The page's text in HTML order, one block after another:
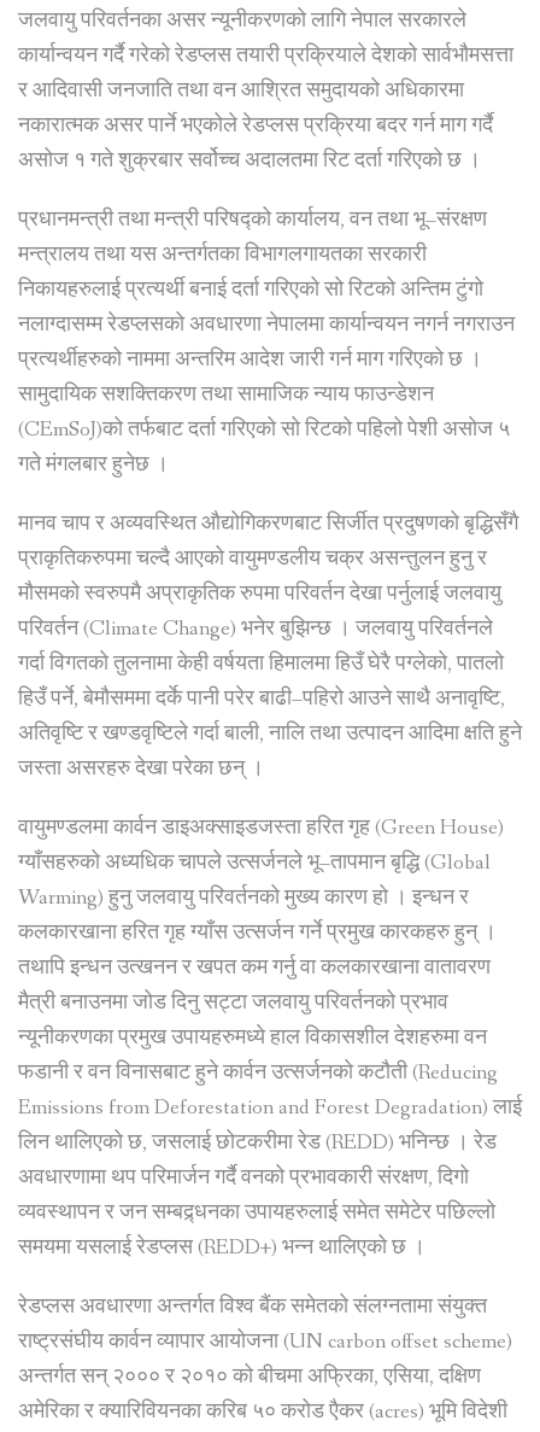
जलवायु परिवर्तनका असर न्यूनीकरणको लागि नेपाल सरकारले
कार्यान्वयन गर्दै गरेको रेडप्लस तयारी प्रक्रियाले देशको सार्वभौमसत्ता
र आदिवासी जनजाति तथा वन आश्रित समुदायको अधिकारमा
नकारात्मक असर पार्ने भएकोले रेडप्लस प्रक्रिया बदर गर्न माग गर्दै
असोज १ गते शुक्रबार सर्वोच्च अदालतमा रिट दर्ता गरिएको छ ।
प्रधानमन्त्री तथा मन्त्री परिषद्को कार्यालय, वन तथा भू–संरक्षण
मन्त्रालय तथा यस अन्तर्गतका विभागलगायतका सरकारी
निकायहरुलाई प्रत्यर्थी बनाई दर्ता गरिएको सो रिटको अन्तिम टुंगो
नलाग्दासम्म रेडप्लसको अवधारणा नेपालमा कार्यान्वयन नगर्न नगराउन
प्रत्यर्थीहरुको नाममा अन्तरिम आदेश जारी गर्न माग गरिएको छ ।
सामुदायिक सशक्तिकरण तथा सामाजिक न्याय फाउन्डेशन
(CEmSoJ)को तर्फबाट दर्ता गरिएको सो रिटको पहिलो पेशी असोज ५
गते मंगलबार हुनेछ ।
मानव चाप र अव्यवस्थित औद्योगिकरणबाट सिर्जीत प्रदुषणको बृद्धिसँगै
प्राकृतिकरुपमा चल्दै आएको वायुमण्डलीय चक्र असन्तुलन हुनु र
मौसमको स्वरुपमै अप्राकृतिक रुपमा परिवर्तन देखा पर्नुलाई जलवायु
परिवर्तन (Climate Change) भनेर बुझिन्छ । जलवायु परिवर्तनले
गर्दा विगतको तुलनामा केही वर्षयता हिमालमा हिउँ घेरै पग्लेको, पातलो
हिउँ पर्ने, बेमौसममा दर्के पानी परेर बाढी–पहिरो आउने साथै अनावृष्टि,
अतिवृष्टि र खण्डवृष्टिले गर्दा बाली, नालि तथा उत्पादन आदिमा क्षति हुने
जस्ता असरहरु देखा परेका छन् ।
वायुमण्डलमा कार्वन डाइअक्साइडजस्ता हरित गृह (Green House)
ग्याँसहरुको अध्यधिक चापले उत्सर्जनले भू–तापमान बृद्धि (Global
Warming) हुनु जलवायु परिवर्तनको मुख्य कारण हो । इन्धन र
कलकारखाना हरित गृह ग्याँस उत्सर्जन गर्ने प्रमुख कारकहरु हुन् ।
तथापि इन्धन उत्खनन र खपत कम गर्नु वा कलकारखाना वातावरण
मैत्री बनाउनमा जोड दिनु सट्टा जलवायु परिवर्तनको प्रभाव
न्यूनीकरणका प्रमुख उपायहरुमध्ये हाल विकासशील देशहरुमा वन
फडानी र वन विनासबाट हुने कार्वन उत्सर्जनको कटौती (Reducing
Emissions from Deforestation and Forest Degradation) लाई
लिन थालिएको छ, जसलाई छोटकरीमा रेड (REDD) भनिन्छ । रेड
अवधारणामा थप परिमार्जन गर्दै वनको प्रभावकारी संरक्षण, दिगो
व्यवस्थापन र जन सम्बद्र्धनका उपायहरुलाई समेत समेटेर पछिल्लो
समयमा यसलाई रेडप्लस (REDD+) भन्न थालिएको छ ।
रेडप्लस अवधारणा अन्तर्गत विश्व बैंक समेतको संलग्नतामा संयुक्त
राष्ट्रसंघीय कार्वन व्यापार आयोजना (UN carbon offset scheme)
अन्तर्गत सन् २००० र २०१० को बीचमा अफ्रिका, एसिया, दक्षिण
अमेरिका र क्यारिवियनका करिब ५० करोड एैकर (acres) भूमि विदेशी